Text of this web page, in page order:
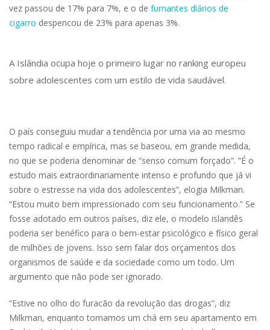
vez passou de 17% para 7%, e o de fumantes diários de
cigarro despencou de 23% para apenas 3%.
A Islândia ocupa hoje o primeiro lugar no ranking europeu
sobre adolescentes com um estilo de vida saudável.
O país conseguiu mudar a tendência por uma via ao mesmo
tempo radical e empírica, mas se baseou, em grande medida,
no que se poderia denominar de “senso comum forçado”. “É o
estudo mais extraordinariamente intenso e profundo que já vi
sobre o estresse na vida dos adolescentes”, elogia Milkman.
“Estou muito bem impressionado com seu funcionamento.” Se
fosse adotado em outros países, diz ele, o modelo islandês
poderia ser benéfico para o bem-estar psicológico e físico geral
de milhões de jovens. Isso sem falar dos orçamentos dos
organismos de saúde e da sociedade como um todo. Um
argumento que não pode ser ignorado.
“Estive no olho do furacão da revolução das drogas”, diz
Milkman, enquanto tomamos um chá em seu apartamento em